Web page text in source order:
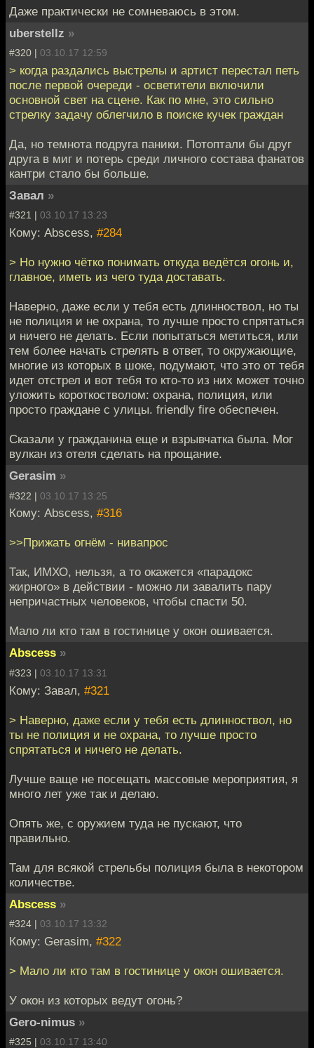
Даже практически не сомневаюсь в этом.
uberstellz »
#320 | 03.10.17 12:59
> когда раздались выстрелы и артист перестал петь
после первой очереди - осветители включили
основной свет на сцене. Как по мне, это сильно
стрелку задачу облегчило в поиске кучек граждан
Да, но темнота подруга паники. Потоптали бы друг
друга в миг и потерь среди личного состава фанатов
кантри стало бы больше.
Завал »
#321 | 03.10.17 13:23
Кому: Abscess, #284
> Но нужно чётко понимать откуда ведётся огонь и,
главное, иметь из чего туда доставать.
Наверно, даже если у тебя есть длинноствол, но ты
не полиция и не охрана, то лучше просто спрятаться
и ничего не делать. Если попытаться метиться, или
тем более начать стрелять в ответ, то окружающие,
многие из которых в шоке, подумают, что это от тебя
идет отстрел и вот тебя то кто-то из них может точно
уложить короткостволом: охрана, полиция, или
просто граждане с улицы. friendly fire обеспечен.
Сказали у гражданина еще и взрывчатка была. Мог
вулкан из отеля сделать на прощание.
Gerasim »
#322 | 03.10.17 13:25
Кому: Abscess, #316
>>Прижать огнём - нивапрос
Так, ИМХО, нельзя, а то окажется «парадокс
жирного» в действии - можно ли завалить пару
непричастных человеков, чтобы спасти 50.
Мало ли кто там в гостинице у окон ошивается.
Abscess »
#323 | 03.10.17 13:31
Кому: Завал, #321
> Наверно, даже если у тебя есть длинноствол, но
ты не полиция и не охрана, то лучше просто
спрятаться и ничего не делать.
Лучше ваще не посещать массовые мероприятия, я
много лет уже так и делаю.
Опять же, с оружием туда не пускают, что
правильно.
Там для всякой стрельбы полиция была в некотором
количестве.
Abscess »
#324 | 03.10.17 13:32
Кому: Gerasim, #322
> Мало ли кто там в гостинице у окон ошивается.
У окон из которых ведут огонь?
Gero-nimus »
#325 | 03.10.17 13:40